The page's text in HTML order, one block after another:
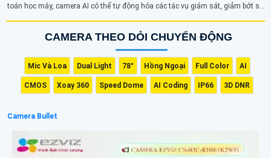
toán học máy, camera AI có thể tự động hóa các tác vụ giám sát, giảm bớt sự
trong việc bảo vệ an ninh.
CAMERA THEO DỎI CHUYỂN ĐỘNG
Mic Và Loa Dual Light 78° Hồng Ngoại Full Color AI
CMOS Xoay 360 Speed Dome AI Coding IP66 3D DNR
Camera Bullet